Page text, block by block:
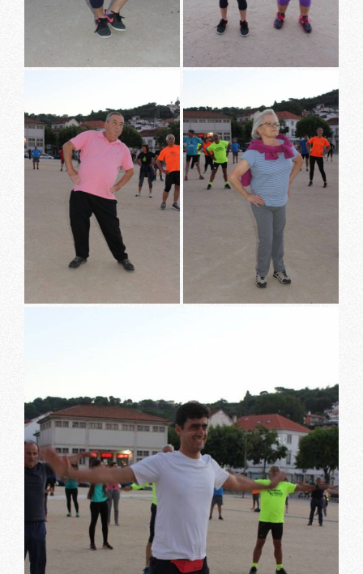
Li e aceito aPolítica de Privacidade